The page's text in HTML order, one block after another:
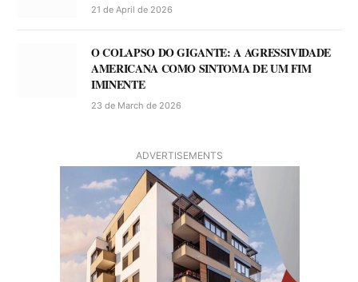
21 de April de 2026
O COLAPSO DO GIGANTE: A AGRESSIVIDADE
AMERICANA COMO SINTOMA DE UM FIM
IMINENTE
23 de March de 2026
ADVERTISEMENTS